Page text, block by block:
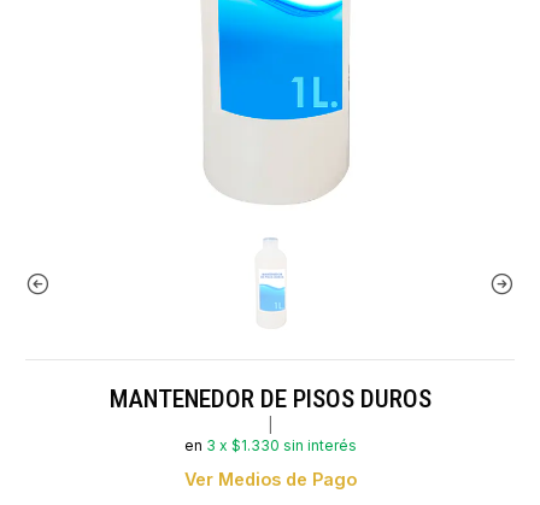
MANTENEDOR DE PISOS DUROS
en 3 x $1.330 sin interés
Ver Medios de Pago